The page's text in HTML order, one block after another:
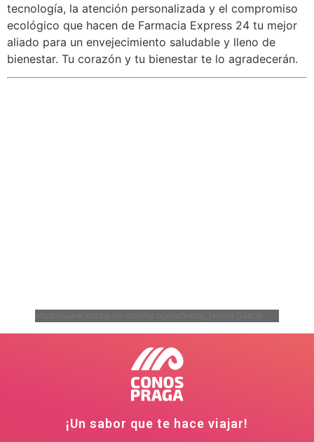
tecnología, la atención personalizada y el compromiso
ecológico que hacen de Farmacia Express 24 tu mejor
aliado para un envejecimiento saludable y lleno de
bienestar. Tu corazón y tu bienestar te lo agradecerán.
https://www.instagram.com/its.noeliafarma/_Noelia García
¡Un sabor que te hace viajar!